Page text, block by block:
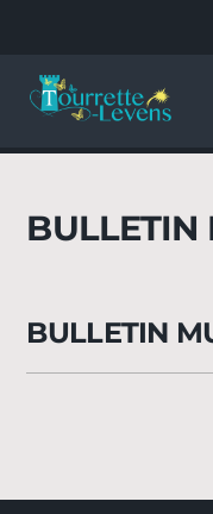
BULLETIN
BULLETIN